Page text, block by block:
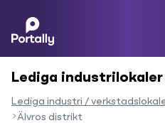
Lediga
Lediga industri /
Älvros distrikt